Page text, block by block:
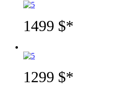
1499 $*
1299 $*